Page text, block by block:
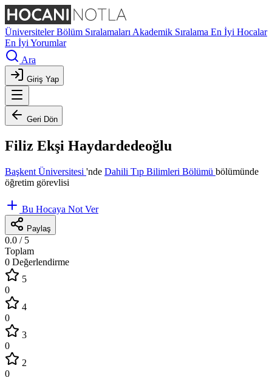
ÜniversitelerBölüm Sıralamaları Akademik Sıralama En İyi Hocalar
En İyi Yorumlar
Ara
Giriş Yap
Geri Dön
Filiz Ekşi Haydardedeoğlu
Başkent Üniversitesi 'nde Dahili Tıp Bilimleri Bölümü bölümünde
öğretim görevlisi
Bu Hocaya Not Ver
Paylaş
0.0 / 5
Toplam
0 Değerlendirme
5
0
4
0
3
0
2
0